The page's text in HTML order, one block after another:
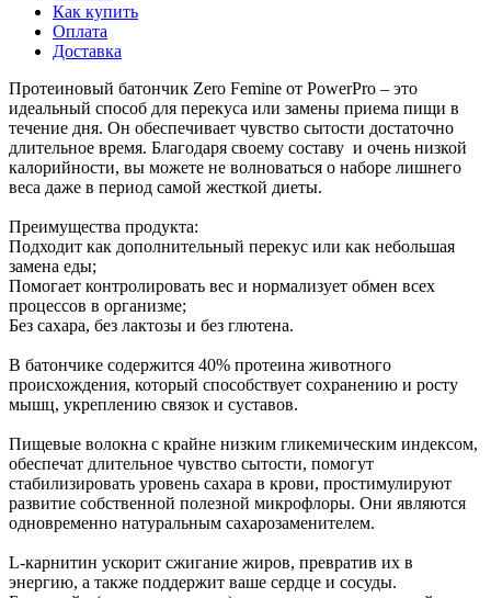
Как купить
Оплата
Доставка
Протеиновый батончик Zero Femine от PowerPro – это
идеальный способ для перекуса или замены приема пищи в
течение дня. Он обеспечивает чувство сытости достаточно
длительное время. Благодаря своему составу и очень низкой
калорийности, вы можете не волноваться о наборе лишнего
веса даже в период самой жесткой диеты.
Преимущества продукта:
Подходит как дополнительный перекус или как небольшая
замена еды;
Помогает контролировать вес и нормализует обмен всех
процессов в организме;
Без сахара, без лактозы и без глютена.
В батончике содержится 40% протеина животного
происхождения, который способствует сохранению и росту
мышц, укреплению связок и суставов.
Пищевые волокна с крайне низким гликемическим индексом,
обеспечат длительное чувство сытости, помогут
стабилизировать уровень сахара в крови, простимулируют
развитие собственной полезной микрофлоры. Они являются
одновременно натуральным сахарозаменителем.
L-карнитин ускорит сжигание жиров, превратив их в
энергию, а также поддержит ваше сердце и сосуды.